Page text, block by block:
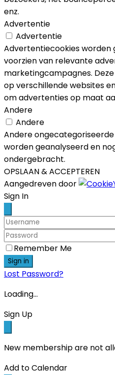
enz.
Advertentie
Advertentie
Advertentiecookies
voorzien van relevante
marketingcampagnes.
op verschillende websites
om advertenties op maat
Andere
Andere
Andere
worden geanalyseerd en
ondergebracht.
OPSLAAN & ACCEPTEREN
Aangedreven door
Sign In
Remember Me
Sign in
Lost Password?
Loading...
Sign Up
New membership are not
Add to Calendar